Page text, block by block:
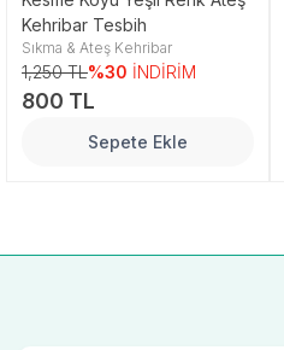
Kehribar Tesbih
Sıkma & Ateş Kehribar
1,250 TL%30 İNDİRİM
800 TL
Sepete Ekle